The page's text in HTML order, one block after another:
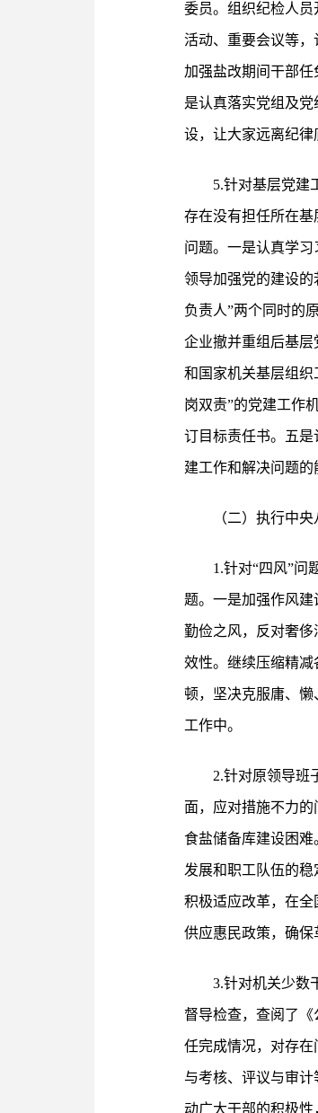
委员。组织纪检人
活动、重要会议等，
加强盐改期间干部
是认真落实党组及
设，让大家远离纪律
5.针对基层党建
存在没有担任所在
问题。一是认真学
领导加强党的建设
负责人”两个同时的
企业撤并重组后基
和国家机关基层组织
岗双责”的党建工作
订目标责任书。五是
建工作和解决问题的
（二）执行中
1.针对“四风”问
题。一是加强作风
勤俭之风，反对奢
效性。继续压缩精减
顿，坚决克服庸、
工作中。
2.针对原领导班
面，应对措施不力
食盐储备库建设困
发展和职工队伍的
积极适应改革，在
供应惠民政策，确保
3.针对机关少数
督导检查，查阅了
任完成情况，对存
与考核、评议与审
动广大干部的积极